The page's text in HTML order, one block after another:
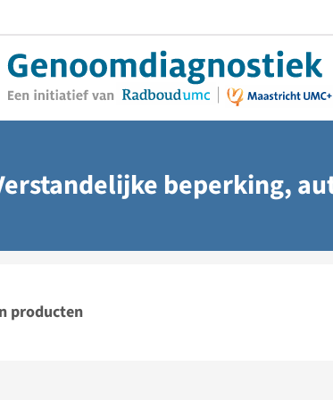
beperking,
producten